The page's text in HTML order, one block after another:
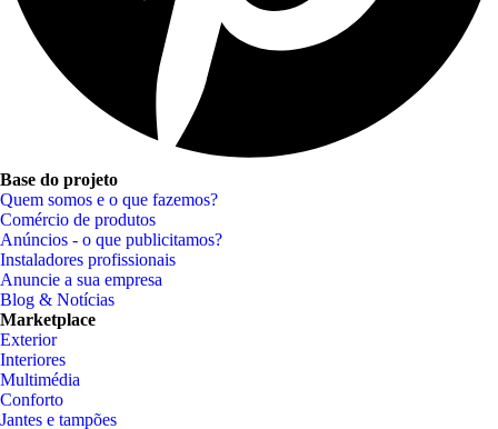
Base do projeto
Quem somos e o que fazemos?
Comércio de produtos
Anúncios - o que publicitamos?
Instaladores profissionais
Anuncie a sua empresa
Blog & Notícias
Marketplace
Exterior
Interiores
Multimédia
Conforto
Jantes e tampões